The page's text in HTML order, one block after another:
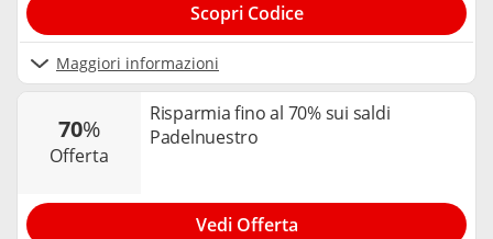
Maggiori informazioni
Scopri Codice
70%
offerta
Risparmia fino al 70% sui saldi
Padelnuestro
Vedi Offerta